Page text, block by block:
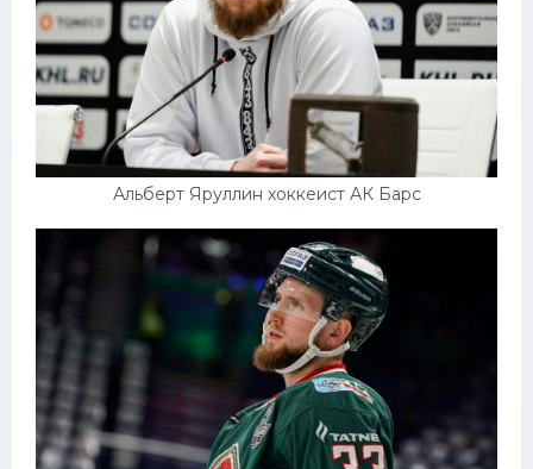
Альберт Яруллин хоккеист АК Барс
Интерьер квартиры